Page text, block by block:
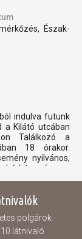
Észak-
indulva futunk
a Kilátó utcában
Találkozó a
18 órakor.
nyilvános,
bárkit szívesen
polgárok
látnivaló